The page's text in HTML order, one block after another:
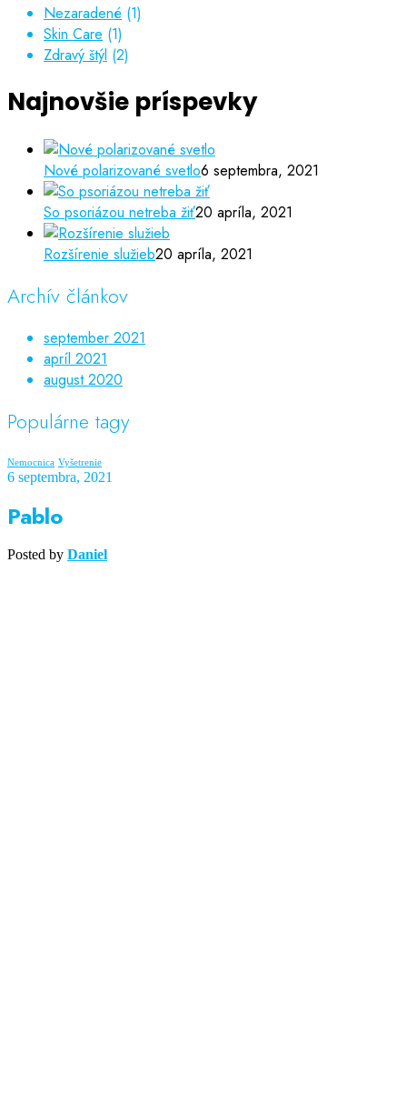
Nezaradené (1)
Skin Care (1)
Zdravý štýl (2)
Najnovšie príspevky
Nové polarizované svetlo6 septembra, 2021
So psoriázou netreba žiť20 apríla, 2021
Rozšírenie služieb20 apríla, 2021
Archív článkov
september 2021
apríl 2021
august 2020
Populárne tagy
Nemocnica Vyšetrenie
6 septembra, 2021
Pablo
Posted by Daniel